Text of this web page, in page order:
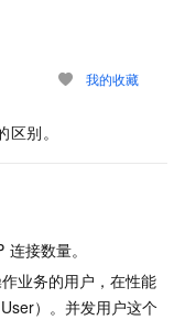
我的收藏
区别。
连接数量。
业务的用户，在性能
）。并发用户这个